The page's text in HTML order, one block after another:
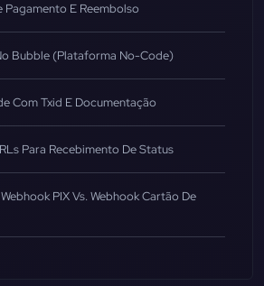
Pagamento E Reembolso
Bubble (Plataforma No-Code)
Com Txid E Documentação
Para Recebimento De Status
PIX Vs. Webhook Cartão De